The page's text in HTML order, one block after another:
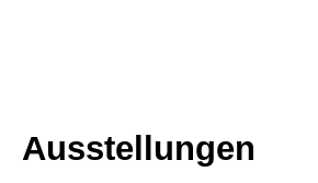
Ausstellungen